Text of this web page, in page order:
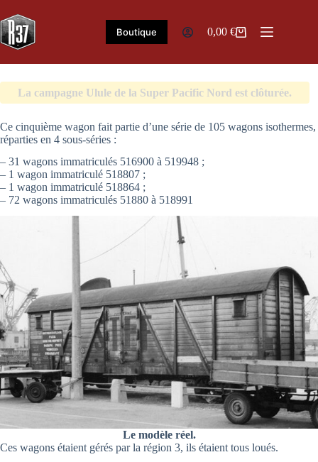
au
contenu
Boutique
Panier
0,00€
La campagne Ulule de la Super Pacific Nord est clôturée.
Ce cinquième wagon fait partie d’une série de 105 wagons isothermes,
réparties en 4 sous-séries :
– 31 wagons immatriculés 516900 à 519948 ;
– 1 wagon immatriculé 518807 ;
– 1 wagon immatriculé 518864 ;
– 72 wagons immatriculés 51880 à 518991
Le modèle réel.
Ces wagons étaient gérés par la région 3, ils étaient tous loués.